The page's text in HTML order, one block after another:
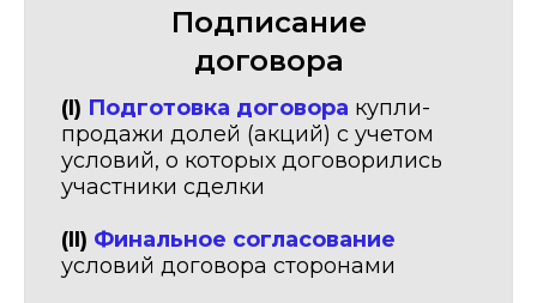
Подписание
договора
(I) Подготовка договора купли-
продажи долей (акций) с учетом
условий, о которых договорились
участники сделки
(II) Финальное согласование
условий договора сторонами